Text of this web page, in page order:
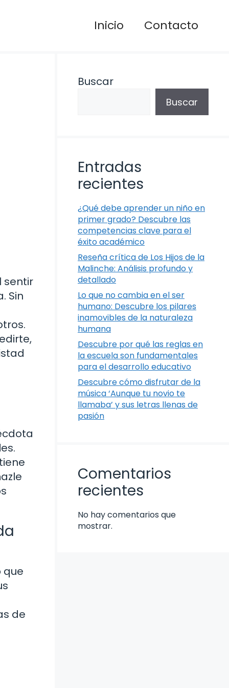
Inicio Contacto
sentir
Sin
que
de
Buscar
Buscar
Entradas
recientes
¿Qué debe aprender un niño en
primer grado? Descubre las
competencias clave para el
éxito académico
Reseña crítica de Los Hijos de la
Malinche: Análisis profundo y
detallado
Lo que no cambia en el ser
humano: Descubre los pilares
inamovibles de la naturaleza
humana
Descubre por qué las reglas en
la escuela son fundamentales
para el desarrollo educativo
Descubre cómo disfrutar de la
música ‘Aunque tu novio te
llamaba’ y sus letras llenas de
pasión
Comentarios
recientes
No hay comentarios que
mostrar.